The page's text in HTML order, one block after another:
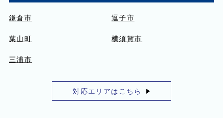
鎌倉市 逗子市
葉山町 横須賀市
三浦市
対応エリアはこちら